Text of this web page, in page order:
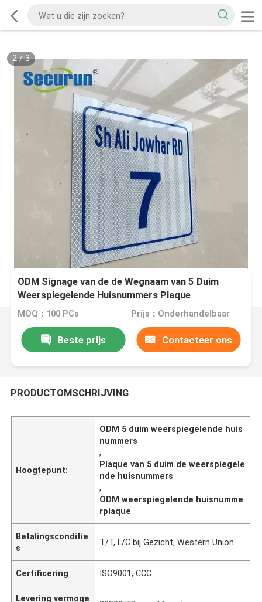
2/3
ODM Signage van de de Wegnaam van 5 Duim
Weerspiegelende Huisnummers Plaque
MOQ：100 PCs Prijs：Onderhandelbaar
Beste prijs Contacteer ons
PRODUCTOMSCHRIJVING
Hoogtepunt:
ODM 5 duim weerspiegelende huis
nummers
,
Plaque van 5 duim de weerspiegele
nde huisnummers
,
ODM weerspiegelende huisnumme
rplaque
Betalingsconditie
s
T/T, L/C bij Gezicht, Western Union
Certificering ISO9001, CCC
Levering vermoge